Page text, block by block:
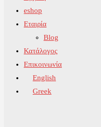
eshop
Εταιρία
Blog
Κατάλογος
Επικοινωνία
English
Greek